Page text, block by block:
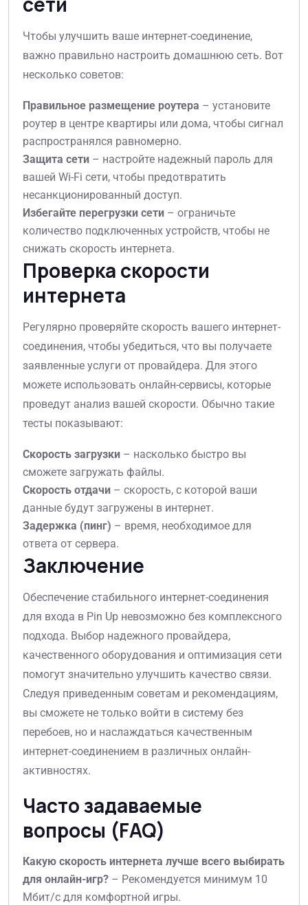
Чтобы улучшить ваше интернет-соединение,
важно правильно настроить домашнюю сеть. Вот
несколько советов:
Правильное размещение роутера – установите
роутер в центре квартиры или дома, чтобы сигнал
распространялся равномерно.
Защита сети – настройте надежный пароль для
вашей Wi-Fi сети, чтобы предотвратить
несанкционированный доступ.
Избегайте перегрузки сети – ограничьте
количество подключенных устройств, чтобы не
снижать скорость интернета.
Проверка скорости
интернета
Регулярно проверяйте скорость вашего интернет-
соединения, чтобы убедиться, что вы получаете
заявленные услуги от провайдера. Для этого
можете использовать онлайн-сервисы, которые
проведут анализ вашей скорости. Обычно такие
тесты показывают:
Скорость загрузки – насколько быстро вы
сможете загружать файлы.
Скорость отдачи – скорость, с которой ваши
данные будут загружены в интернет.
Задержка (пинг) – время, необходимое для
ответа от сервера.
Заключение
Обеспечение стабильного интернет-соединения
для входа в Pin Up невозможно без комплексного
подхода. Выбор надежного провайдера,
качественного оборудования и оптимизация сети
помогут значительно улучшить качество связи.
Следуя приведенным советам и рекомендациям,
вы сможете не только войти в систему без
перебоев, но и наслаждаться качественным
интернет-соединением в различных онлайн-
активностях.
Часто задаваемые
вопросы (FAQ)
Какую скорость интернета лучше всего выбирать
для онлайн-игр? – Рекомендуется минимум 10
Мбит/с для комфортной игры.